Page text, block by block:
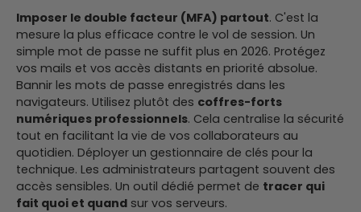
Imposer le double facteur (MFA) partout. C'est la
mesure la plus efficace contre le vol de session. Un
simple mot de passe ne suffit plus en 2026. Protégez
vos mails et vos accès distants en priorité absolue.
Bannir les mots de passe enregistrés dans les
navigateurs. Utilisez plutôt des coffres-forts
numériques professionnels. Cela centralise la sécurité
tout en facilitant la vie de vos collaborateurs au
quotidien. Déployer un gestionnaire de clés pour la
technique. Les administrateurs partagent souvent des
accès sensibles. Un outil dédié permet de tracer qui
fait quoi et quand sur vos serveurs.